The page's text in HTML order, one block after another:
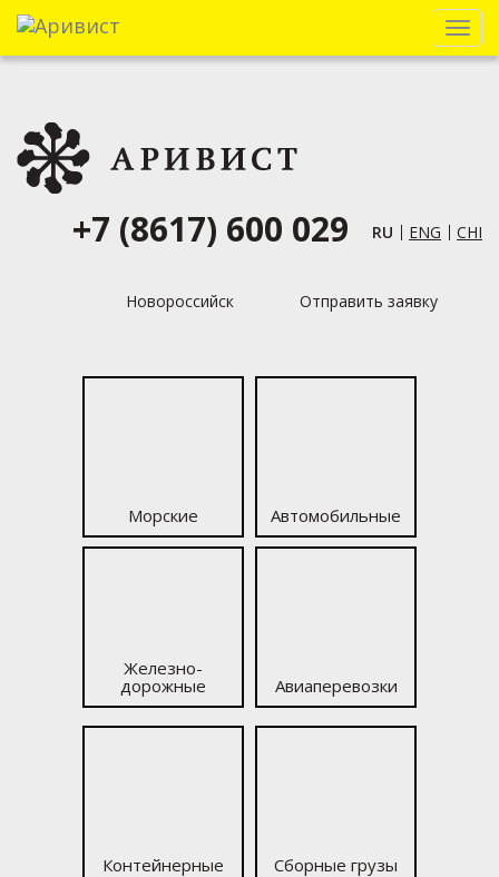
Menu
+7 (8617) 600 029 RU ENG CHI
Новороссийск Отправить заявку
Морские Автомобильные
Железно­
дорожные
Авиаперевозки
Контейнерные Сборные грузы